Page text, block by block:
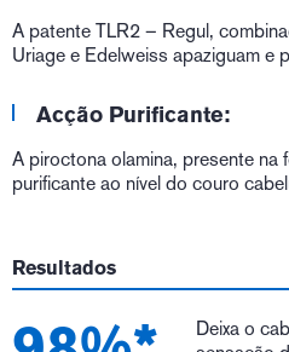
A patente TLR2 – Regul,
Uriage e Edelweiss apaziguam e
Acção Purificante:
A piroctona olamina, presente na
purificante ao nível do couro
Resultados
Deixa o